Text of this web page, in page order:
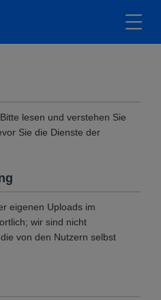
lesen und verstehen Sie
Sie die Dienste der
eigenen Uploads im
wir sind nicht
von den Nutzern selbst